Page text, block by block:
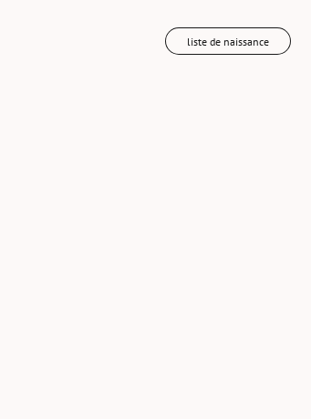
liste de naissance